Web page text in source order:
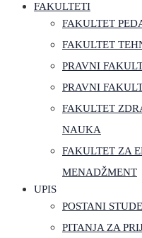
FAKULTETI
FAKULTET
FAKULTET
PRAVNI
PRAVNI
FAKULTET
NAUKA
FAKULTET ZA
MENADŽMENT
UPIS
POSTANI
PITANJA ZA